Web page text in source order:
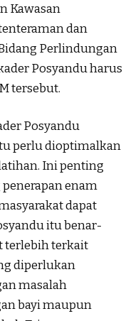
Kawasan
dan
Perlindungan
Posyandu harus
tersebut.
Posyandu
perlu dioptimalkan
Ini penting
enam
dapat
itu benar-
terlebih terkait
diperlukan
masalah
bayi maupun